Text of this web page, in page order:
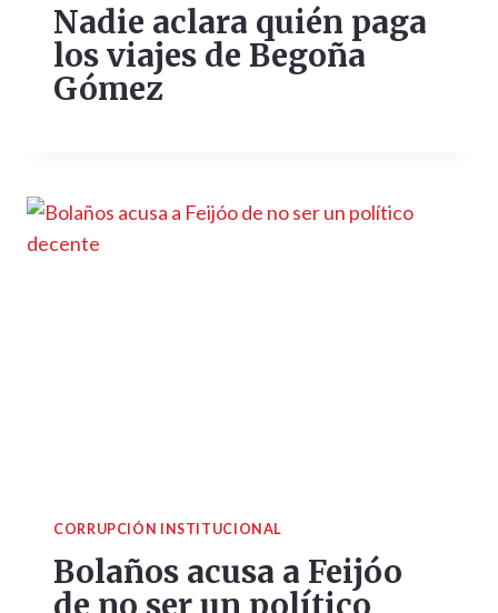
Nadie aclara quién paga
los viajes de Begoña
Gómez
CORRUPCIÓN INSTITUCIONAL
Bolaños acusa a Feijóo
de no ser un político